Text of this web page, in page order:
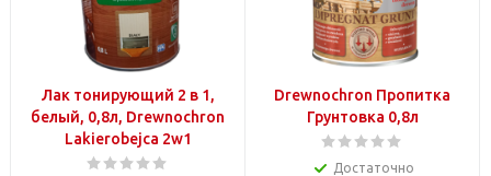
Лак тонирующий 2 в 1,
белый, 0,8л, Drewnochron
Lakierobejca 2w1
Drewnochron Пропитка
Грунтовка 0,8л
Достаточно